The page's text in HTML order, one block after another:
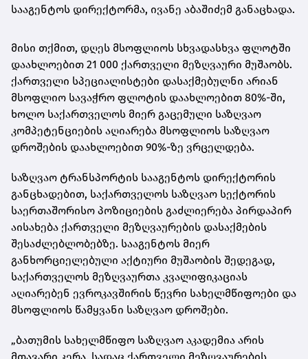
სააგენტოს დირექტორმა, ივანე აბაშიძემ განაცხადა.
მისი თქმით, დღეს მსოფლიოს სხვადასხვა ფლოტში
დაახლოებით 21 000 ქართველი მეზღვაური მუშაობს.
ქართველი სპეციალისტები დასაქმებულნი არიან
მსოფლიო სავაჭრო ფლოტის დაახლოებით 80%-ში,
ხოლო საქართველოს მიერ გაცემული საზღვაო
კომპეტენციების აღიარება მსოფლიოს საზღვაო
დროშების დაახლოებით 90%-ზე ვრცელდება.
საზღვაო ტრანსპორტის სააგენტოს დირექტორის
განცხადებით, საქართველოს საზღვაო სექტორის
საერთაშორისო პოზიციების გაძლიერება პირდაპირ
აისახება ქართველი მეზღვაურების დასაქმების
შესაძლებლობებზე. სააგენტოს მიერ
განხორციელებული აქტიური მუშაობის შედეგად,
საქართველოს მეზღვაურთა კვალიფიკაციას
აღიარებენ ევროკავშირის წევრი სახელმწიფოები და
მსოფლიოს წამყვანი საზღვაო დროშები.
„ბათუმის სახელმწიფო საზღვაო აკადემია არის
მთავარი კერა, სადაც ქართველი მეზღვაურების